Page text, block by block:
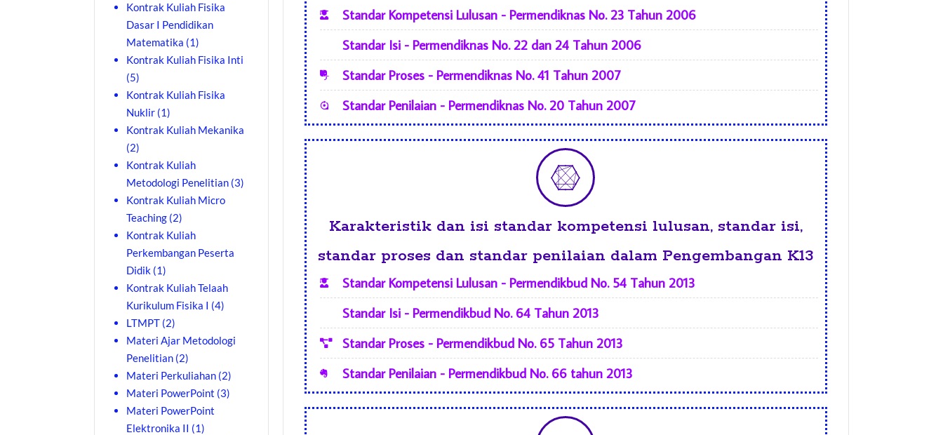
Standar Kompetensi Lulusan - Permendiknas No. 23 Tahun 2006
Standar Isi - Permendiknas No. 22 dan 24 Tahun 2006
Standar Proses - Permendiknas No. 41 Tahun 2007
Standar Penilaian - Permendiknas No. 20 Tahun 2007
Karakteristik dan isi standar kompetensi lulusan, standar isi,
standar proses dan standar penilaian dalam Pengembangan K13
Standar Kompetensi Lulusan - Permendikbud No. 54 Tahun 2013
Standar Isi - Permendikbud No. 64 Tahun 2013
Standar Proses - Permendikbud No. 65 Tahun 2013
Standar Penilaian - Permendikbud No. 66 tahun 2013
Kontrak Kuliah Fisika
Dasar I Pendidikan
Matematika (1)
Kontrak Kuliah Fisika Inti
(5)
Kontrak Kuliah Fisika
Nuklir (1)
Kontrak Kuliah Mekanika
(2)
Kontrak Kuliah
Metodologi Penelitian (3)
Kontrak Kuliah Micro
Teaching (2)
Kontrak Kuliah
Perkembangan Peserta
Didik (1)
Kontrak Kuliah Telaah
Kurikulum Fisika I (4)
LTMPT (2)
Materi Ajar Metodologi
Penelitian (2)
Materi Perkuliahan (2)
Materi PowerPoint (3)
Materi PowerPoint
Elektronika II (1)